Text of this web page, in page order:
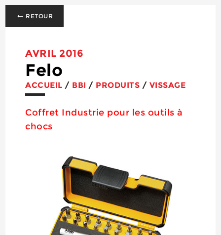
RETOUR
AVRIL 2016
Felo
ACCUEIL / BBI / PRODUITS / VISSAGE
Coffret Industrie pour les outils à
chocs